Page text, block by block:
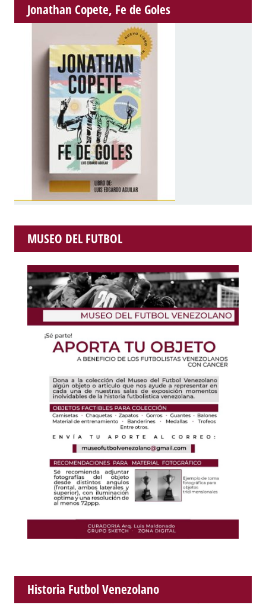
Jonathan Copete, Fe de Goles
MUSEO DEL FUTBOL
Historia Futbol Venezolano